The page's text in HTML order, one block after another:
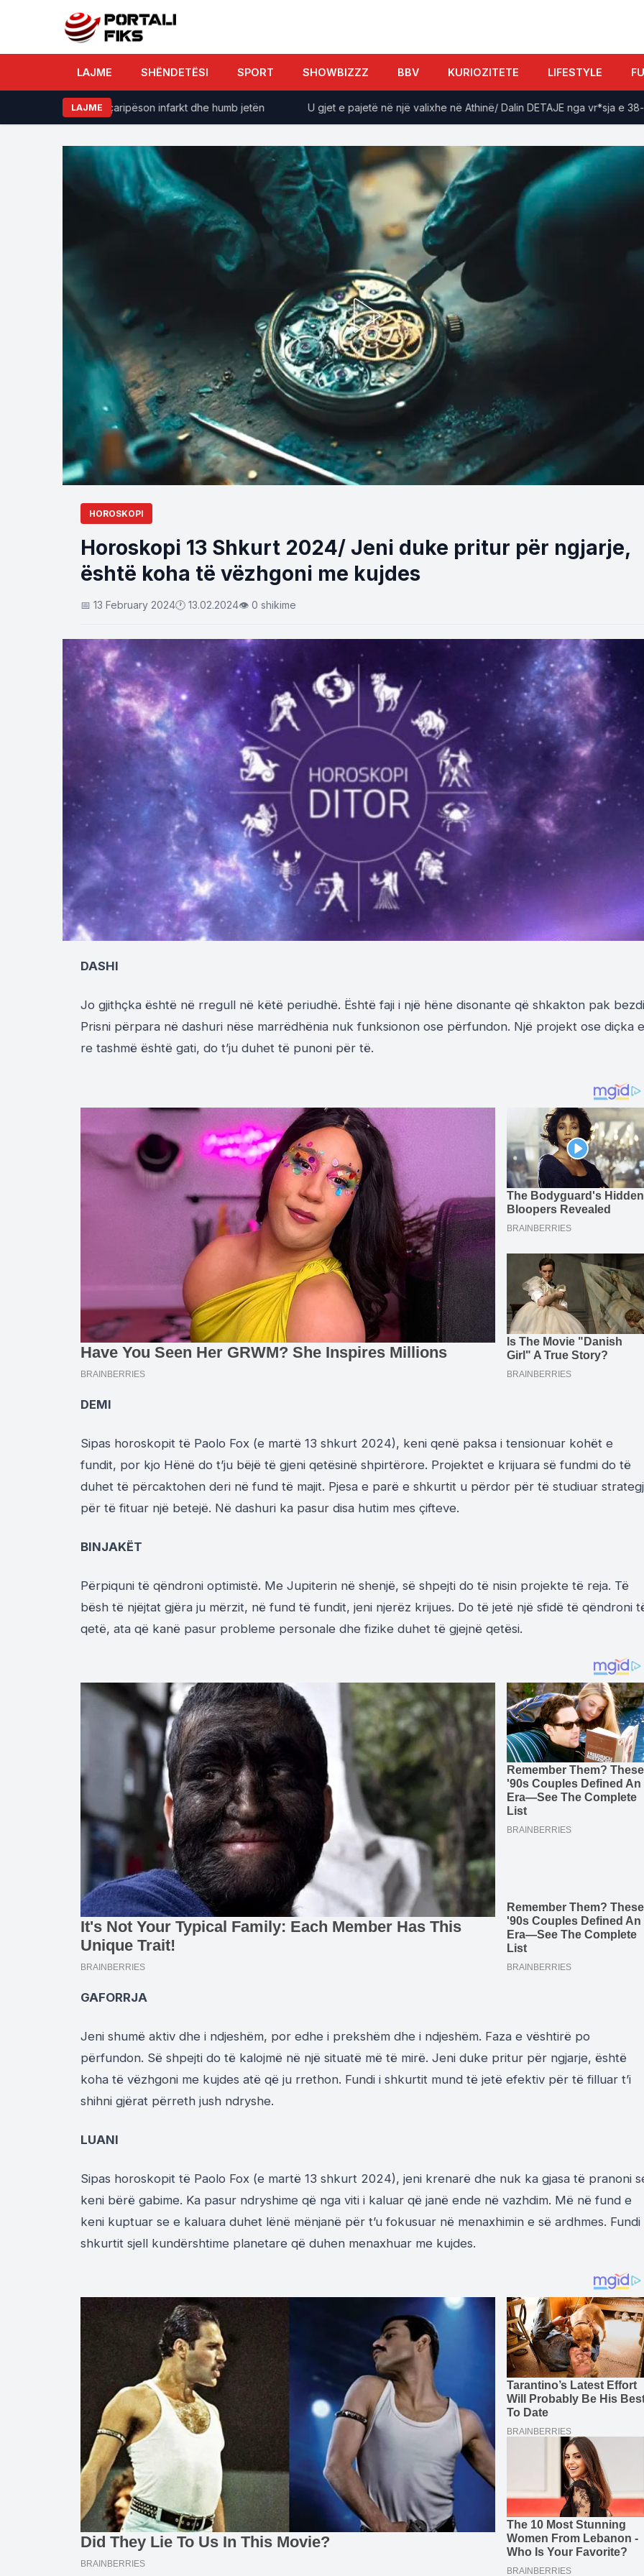
LAJME SHËNDETËSI SPORT SHOWBIZZZ BBV KURIOZITETE LIFESTYLE
LAJME
69-vjeçaripëson infarkt dhe humb jetën U gjet e pajetë në një valixhe në Athinë/ Dalin DETAJE nga vr*sja e 38-
HOROSKOPI
Horoskopi 13 Shkurt 2024/ Jeni duke pritur për ngjarje,
është koha të vëzhgoni me kujdes
📅 13 February 2024🕐 13.02.2024👁 0 shikime
DASHI
Jo gjithçka është në rregull në këtë periudhë. Është faji i një hëne disonante që shkakton pak
Prisni përpara në dashuri nëse marrëdhënia nuk funksionon ose përfundon. Një projekt ose diçka e
re tashmë është gati, do t’ju duhet të punoni për të.
DEMI
Sipas horoskopit të Paolo Fox (e martë 13 shkurt 2024), keni qenë paksa i tensionuar kohët e
fundit, por kjo Hënë do t’ju bëjë të gjeni qetësinë shpirtërore. Projektet e krijuara së fundmi do të
duhet të përcaktohen deri në fund të majit. Pjesa e parë e shkurtit u përdor për të studiuar
për të fituar një betejë. Në dashuri ka pasur disa hutim mes çifteve.
BINJAKËT
Përpiquni të qëndroni optimistë. Me Jupiterin në shenjë, së shpejti do të nisin projekte të reja. Të
bësh të njëjtat gjëra ju mërzit, në fund të fundit, jeni njerëz krijues. Do të jetë një sfidë të qëndroni
qetë, ata që kanë pasur probleme personale dhe fizike duhet të gjejnë qetësi.
GAFORRJA
Jeni shumë aktiv dhe i ndjeshëm, por edhe i prekshëm dhe i ndjeshëm. Faza e vështirë po
përfundon. Së shpejti do të kalojmë në një situatë më të mirë. Jeni duke pritur për ngjarje, është
koha të vëzhgoni me kujdes atë që ju rrethon. Fundi i shkurtit mund të jetë efektiv për të filluar t’i
shihni gjërat përreth jush ndryshe.
LUANI
Sipas horoskopit të Paolo Fox (e martë 13 shkurt 2024), jeni krenarë dhe nuk ka gjasa të pranoni
keni bërë gabime. Ka pasur ndryshime që nga viti i kaluar që janë ende në vazhdim. Më në fund e
keni kuptuar se e kaluara duhet lënë mënjanë për t’u fokusuar në menaxhimin e së ardhmes. Fundi
shkurtit sjell kundërshtime planetare që duhen menaxhuar me kujdes.